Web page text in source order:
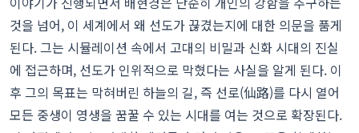
것을 넘어, 이 세계에서 왜 선도가 끊겼는지에 대한 의문을 품게
된다. 그는 시뮬레이션 속에서 고대의 비밀과 신화 시대의 진실
에 접근하며, 선도가 인위적으로 막혔다는 사실을 알게 된다. 이
후 그의 목표는 막혀버린 하늘의 길, 즉 선로(仙路)를 다시 열어
모든 중생이 영생을 꿈꿀 수 있는 시대를 여는 것으로 확장된다.